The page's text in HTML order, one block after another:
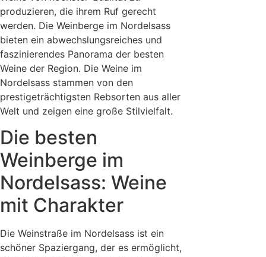
produzieren, die ihrem Ruf gerecht
werden. Die Weinberge im Nordelsass
bieten ein abwechslungsreiches und
faszinierendes Panorama der besten
Weine der Region. Die Weine im
Nordelsass stammen von den
prestigeträchtigsten Rebsorten aus aller
Welt und zeigen eine große Stilvielfalt.
Die besten
Weinberge im
Nordelsass: Weine
mit Charakter
Die Weinstraße im Nordelsass ist ein
schöner Spaziergang, der es ermöglicht,